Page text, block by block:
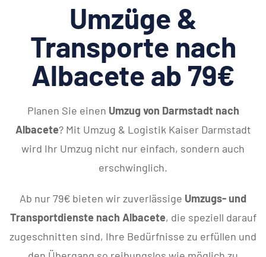
Umzüge &
Transporte nach
Albacete ab 79€
Planen Sie einen Umzug von Darmstadt nach
Albacete? Mit Umzug & Logistik Kaiser Darmstadt
wird Ihr Umzug nicht nur einfach, sondern auch
erschwinglich.
Ab nur 79€ bieten wir zuverlässige Umzugs- und
Transportdienste nach Albacete, die speziell darauf
zugeschnitten sind, Ihre Bedürfnisse zu erfüllen und